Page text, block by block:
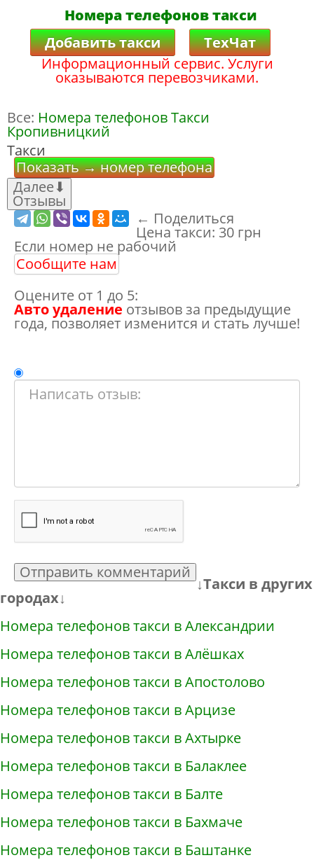
Номера телефонов такси
Добавить такси
ТехЧат
Информационный сервис. Услуги
оказываются перевозчиками.
Все: Номера телефонов Такси
Кропивницкий
Такси
Показать → номер телефона
Далее⬇
Отзывы
← Поделиться
Цена такси: 30 грн
Если номер не рабочий
Сообщите нам
Оцените от 1 до 5:
Авто удаление отзывов за предыдущие
года, позволяет изменится и стать лучше!
Отправить комментарий
↓Такси в других
городах↓
Номера телефонов такси в Александрии
Номера телефонов такси в Алёшках
Номера телефонов такси в Апостолово
Номера телефонов такси в Арцизе
Номера телефонов такси в Ахтырке
Номера телефонов такси в Балаклее
Номера телефонов такси в Балте
Номера телефонов такси в Бахмаче
Номера телефонов такси в Баштанке